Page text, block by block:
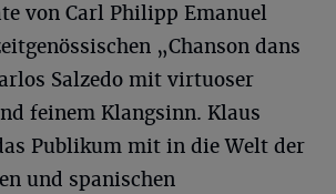
von Carl Philipp Emanuel
„Chanson dans
Salzedo mit virtuoser
feinem Klangsinn. Klaus
Publikum mit in die Welt der
und spanischen